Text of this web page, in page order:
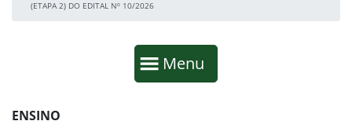
(ETAPA 2) DO EDITAL Nº 10/2026
Mostrar
Menu
Fim da navegação
Início do conteúdo
ENSINO